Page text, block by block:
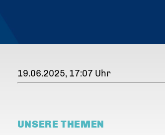
19.06.2025, 17:07 Uhr
UNSERE THEMEN